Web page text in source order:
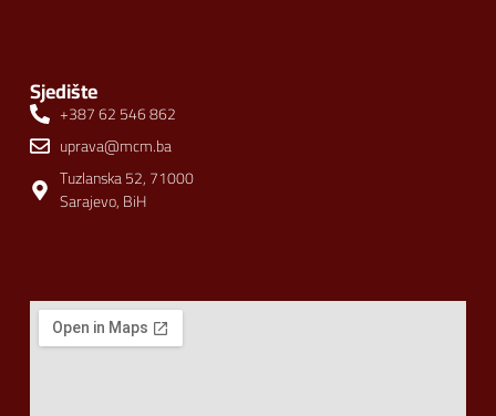
Sjedište
+387 62 546 862
uprava@mcm.ba
Tuzlanska 52, 71000
Sarajevo, BiH